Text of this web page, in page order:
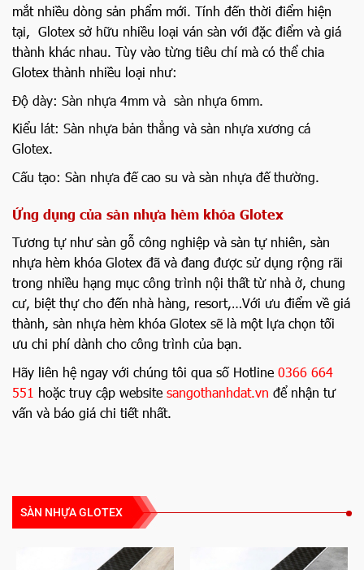
mắt nhiều dòng sản phẩm mới. Tính đến thời điểm hiện
tại, Glotex sở hữu nhiều loại ván sàn với đặc điểm và giá
thành khác nhau. Tùy vào từng tiêu chí mà có thể chia
Glotex thành nhiều loại như:
Độ dày: Sàn nhựa 4mm và sàn nhựa 6mm.
Kiểu lát: Sàn nhựa bản thẳng và sàn nhựa xương cá
Glotex.
Cấu tạo: Sàn nhựa đế cao su và sàn nhựa đế thường.
Ứng dụng của sàn nhựa hèm khóa Glotex
Tương tự như sàn gỗ công nghiệp và sàn tự nhiên, sàn
nhựa hèm khóa Glotex đã và đang được sử dụng rộng rãi
trong nhiều hạng mục công trình nội thất từ nhà ở, chung
cư, biệt thự cho đến nhà hàng, resort,…Với ưu điểm về giá
thành, sàn nhựa hèm khóa Glotex sẽ là một lựa chọn tối
ưu chi phí dành cho công trình của bạn.
Hãy liên hệ ngay với chúng tôi qua số Hotline 0366 664
551 hoặc truy cập website sangothanhdat.vn để nhận tư
vấn và báo giá chi tiết nhất.
SÀN NHỰA GLOTEX